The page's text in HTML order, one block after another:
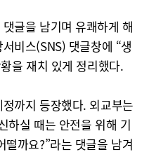
글을 남기며 유쾌하게 해
비스(SNS) 댓글창에 “생
을 재치 있게 정리했다.
까지 등장했다. 외교부는
하실 때는 안전을 위해 기
까요?”라는 댓글을 남겨